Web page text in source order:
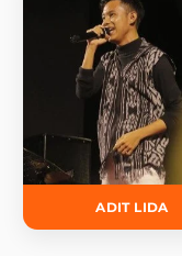
ADIT LIDA